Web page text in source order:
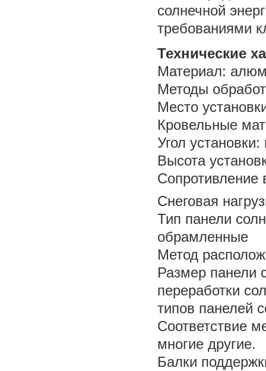
солнечной
требованиями
Технические
Материал:
Методы
Место
Кровельные
Угол
Высота
Сопротивление
Снеговая
Тип панели
обрамленные
Метод
Размер панели
переработки
типов панелей
Соответствие
многие другие.
Балки